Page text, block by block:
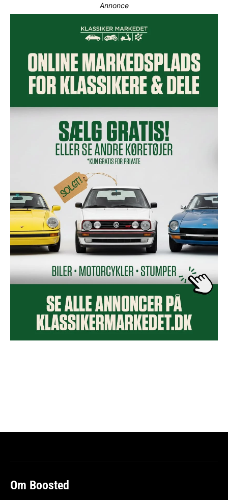
Annonce
Om Boosted